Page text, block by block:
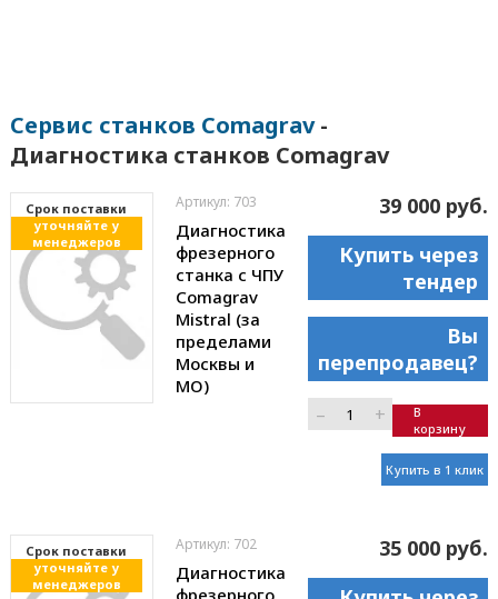
Сервис станков Comagrav-
Диагностика станков Comagrav
Cрок поставки
уточняйте у
менеджеров
Артикул: 703
Диагностика
фрезерного
станка с ЧПУ
Comagrav
Mistral (за
пределами
Москвы и
МО)
39 000 руб.
Купить через
тендер
Вы
перепродавец?
– +
В
корзину
Купить в 1 клик
Cрок поставки
уточняйте у
менеджеров
Артикул: 702
Диагностика
фрезерного
35 000 руб.